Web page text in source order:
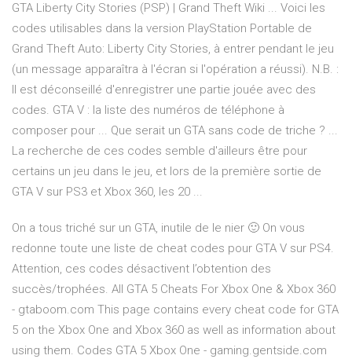
GTA Liberty City Stories (PSP) | Grand Theft Wiki ... Voici les
codes utilisables dans la version PlayStation Portable de
Grand Theft Auto: Liberty City Stories, à entrer pendant le jeu
(un message apparaîtra à l'écran si l'opération a réussi). N.B. :
Il est déconseillé d'enregistrer une partie jouée avec des
codes. GTA V : la liste des numéros de téléphone à
composer pour ... Que serait un GTA sans code de triche ? ...
La recherche de ces codes semble d'ailleurs être pour
certains un jeu dans le jeu, et lors de la première sortie de
GTA V sur PS3 et Xbox 360, les 20 ...
On a tous triché sur un GTA, inutile de le nier 🙂 On vous
redonne toute une liste de cheat codes pour GTA V sur PS4.
Attention, ces codes désactivent l’obtention des
succès/trophées. All GTA 5 Cheats For Xbox One & Xbox 360
- gtaboom.com This page contains every cheat code for GTA
5 on the Xbox One and Xbox 360 as well as information about
using them. Codes GTA 5 Xbox One - gaming.gentside.com